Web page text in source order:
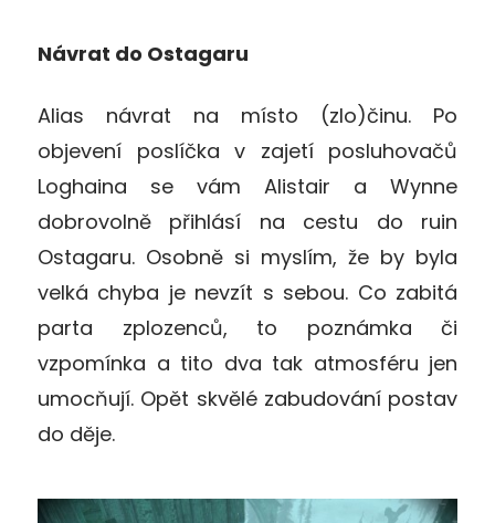
Návrat do Ostagaru
Alias návrat na místo (zlo)činu. Po
objevení poslíčka v zajetí posluhovačů
Loghaina se vám Alistair a Wynne
dobrovolně přihlásí na cestu do ruin
Ostagaru. Osobně si myslím, že by byla
velká chyba je nevzít s sebou. Co zabitá
parta zplozenců, to poznámka či
vzpomínka a tito dva tak atmosféru jen
umocňují. Opět skvělé zabudování postav
do děje.